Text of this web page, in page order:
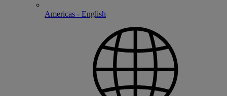
Americas - English